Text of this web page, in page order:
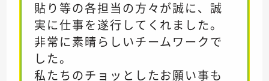
貼り等の各担当の方々が誠に、誠
実に仕事を遂行してくれました。
非常に素晴らしいチームワークで
した。
私たちのチョッとしたお願い事も